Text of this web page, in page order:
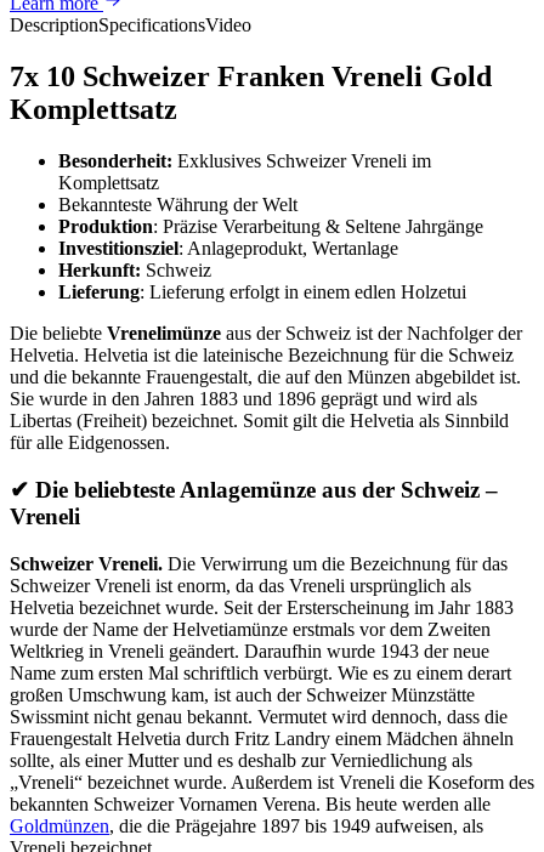
DescriptionSpecificationsVideo
7x 10 Schweizer Franken Vreneli Gold
Komplettsatz
Besonderheit: Exklusives Schweizer Vreneli im
Komplettsatz
Bekannteste Währung der Welt
Produktion: Präzise Verarbeitung & Seltene Jahrgänge
Investitionsziel: Anlageprodukt, Wertanlage
Herkunft: Schweiz
Lieferung: Lieferung erfolgt in einem edlen Holzetui
Die beliebte Vrenelimünze aus der Schweiz ist der Nachfolger der
Helvetia. Helvetia ist die lateinische Bezeichnung für die Schweiz
und die bekannte Frauengestalt, die auf den Münzen abgebildet ist.
Sie wurde in den Jahren 1883 und 1896 geprägt und wird als
Libertas (Freiheit) bezeichnet. Somit gilt die Helvetia als Sinnbild
für alle Eidgenossen.
✔ Die beliebteste Anlagemünze aus der Schweiz –
Vreneli
Schweizer Vreneli. Die Verwirrung um die Bezeichnung für das
Schweizer Vreneli ist enorm, da das Vreneli ursprünglich als
Helvetia bezeichnet wurde. Seit der Ersterscheinung im Jahr 1883
wurde der Name der Helvetiamünze erstmals vor dem Zweiten
Weltkrieg in Vreneli geändert. Daraufhin wurde 1943 der neue
Name zum ersten Mal schriftlich verbürgt. Wie es zu einem derart
großen Umschwung kam, ist auch der Schweizer Münzstätte
Swissmint nicht genau bekannt. Vermutet wird dennoch, dass die
Frauengestalt Helvetia durch Fritz Landry einem Mädchen ähneln
sollte, als einer Mutter und es deshalb zur Verniedlichung als
„Vreneli“ bezeichnet wurde. Außerdem ist Vreneli die Koseform des
bekannten Schweizer Vornamen Verena. Bis heute werden alle
Goldmünzen, die die Prägejahre 1897 bis 1949 aufweisen, als
Vreneli bezeichnet.